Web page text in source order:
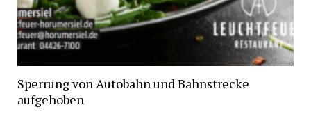
Sperrung von Autobahn und Bahnstrecke
aufgehoben